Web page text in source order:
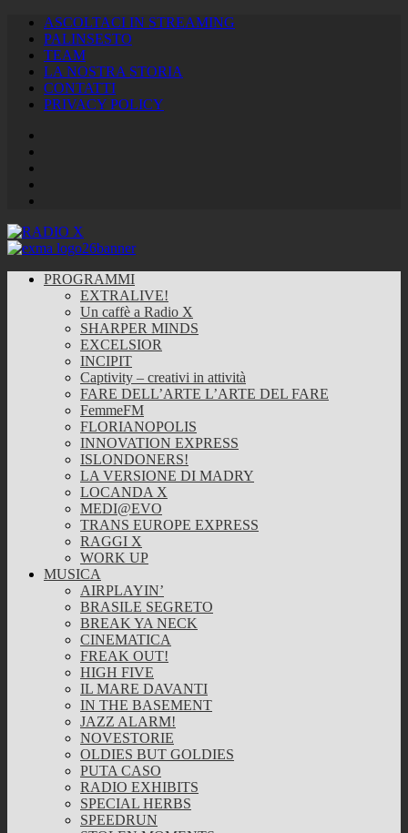
ASCOLTACI IN STREAMING
PALINSESTO
TEAM
LA NOSTRA STORIA
CONTATTI
PRIVACY POLICY
PROGRAMMI
EXTRALIVE!
Un caffè a Radio X
SHARPER MINDS
EXCELSIOR
INCIPIT
Captivity – creativi in attività
FARE DELL’ARTE L’ARTE DEL FARE
FemmeFM
FLORIANOPOLIS
INNOVATION EXPRESS
ISLONDONERS!
LA VERSIONE DI MADRY
LOCANDA X
MEDI@EVO
TRANS EUROPE EXPRESS
RAGGI X
WORK UP
MUSICA
AIRPLAYIN’
BRASILE SEGRETO
BREAK YA NECK
CINEMATICA
FREAK OUT!
HIGH FIVE
IL MARE DAVANTI
IN THE BASEMENT
JAZZ ALARM!
NOVESTORIE
OLDIES BUT GOLDIES
PUTA CASO
RADIO EXHIBITS
SPECIAL HERBS
SPEEDRUN